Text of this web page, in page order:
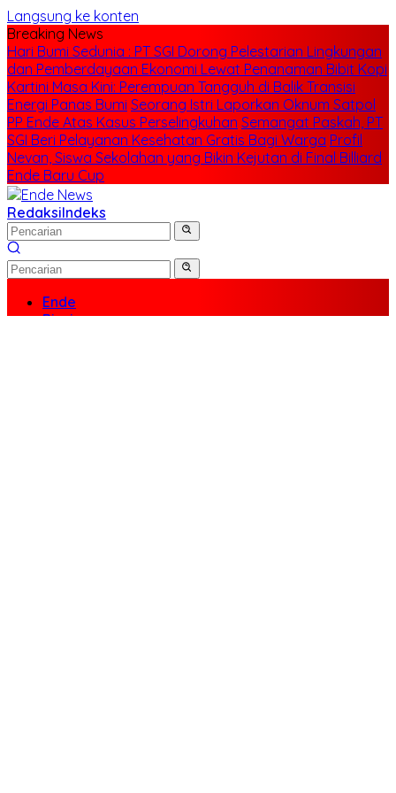
Langsung ke konten
Breaking News
Hari Bumi Sedunia : PT SGI Dorong Pelestarian Lingkungan
dan Pemberdayaan Ekonomi Lewat Penanaman Bibit Kopi
Kartini Masa Kini: Perempuan Tangguh di Balik Transisi
Energi Panas Bumi Seorang Istri Laporkan Oknum Satpol
PP Ende Atas Kasus Perselingkuhan Semangat Paskah, PT
SGI Beri Pelayanan Kesehatan Gratis Bagi Warga Profil
Nevan, Siswa Sekolahan yang Bikin Kejutan di Final Billiard
Ende Baru Cup
RedaksiIndeks
Ende
Bisnis